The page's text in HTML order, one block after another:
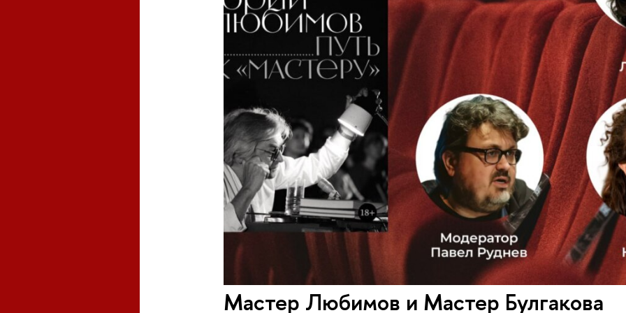
Мастер Любимов и Мастер Булгакова